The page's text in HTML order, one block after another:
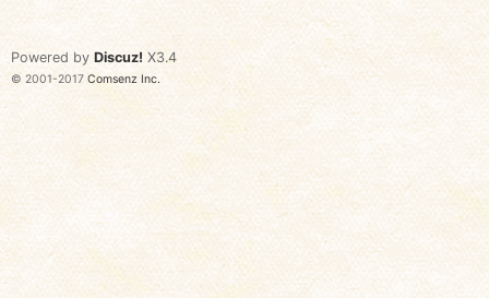
Powered by Discuz! X3.4
© 2001-2017 Comsenz Inc.